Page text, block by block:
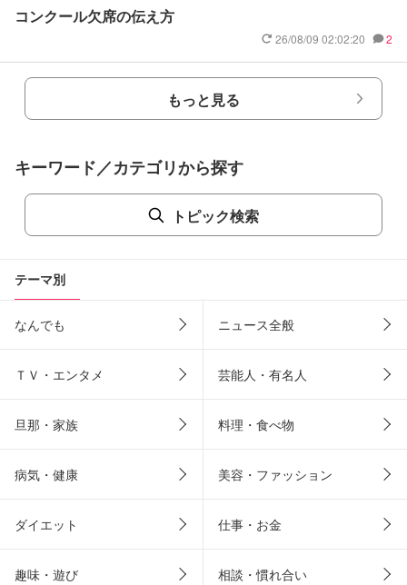
コンクール欠席の伝え方
26/08/09 02:02:20 2
もっと見る
キーワード／カテゴリから探す
トピック検索
テーマ別
なんでも ニュース全般
ＴＶ・エンタメ 芸能人・有名人
旦那・家族 料理・食べ物
病気・健康 美容・ファッション
ダイエット 仕事・お金
趣味・遊び 相談・慣れ合い